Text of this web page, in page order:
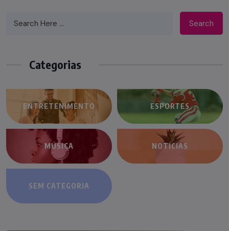
Search
Categorias
ENTRETENIMENTO ESPORTES
MÚSICA NOTÍCIAS
SEM CATEGORIA